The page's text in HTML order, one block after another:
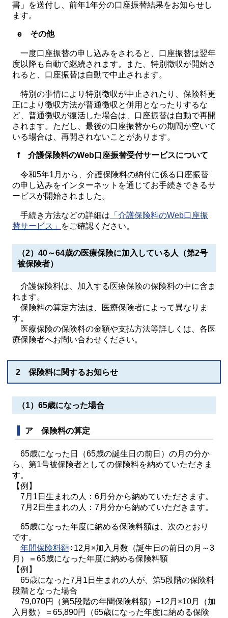
書」を送付し、前年1年分の口座振替結果をお知らせし
ます。
e その他
一度口座振替の申し込みをされると、口座振替は翌年
度以降も自動で継続されます。また、特別徴収が開始さ
れると、口座振替は自動で中止されます。
特別の事情により特別徴収が中止されたり、保険料更
正により徴収方法が普通徴収と併用となったりするな
ど、普通徴収が復活した場合は、口座振替は自動で再開
されます。ただし、最後の口座振替からの期間が空いて
いる場合は、再開されないことがあります。
f 介護保険料のWeb口座振替受付サービスについて
令和5年1月から、介護保険料の納付に係る口座振替
の申し込みをインターネットを通じてお手続きできるサ
ービスが開始されました。
手続き方法などの詳細は 「介護保険料のWeb口座振
替サービス」
をご確認ください。
（2）40～64歳の医療保険に加入している人（第2号
被保険者）
介護保険料は、加入する医療保険の保険料の中に含ま
れます。
保険料の算定方法は、医療保険者によって異なりま
す。
医療保険の保険料の金額や支払方法等詳しくは、各医
療保険者へお問い合わせください。
2 保険料に関するお知らせ
（1）65歳になった場合
ア 保険料の算定
65歳になった日（65歳の誕生日の前日）の月の分か
ら、第1号被保険者としての保険料を納めていただきま
す。
【例】
7月1日生まれの人：6月分から納めていただきます。
7月2日生まれの人：7月分から納めていただきます。
65歳になった年度に納める保険料額は、次のとおり
です。
年間保険料額÷12月×加入月数（誕生日の前日の月～3
月）＝65歳になった年度に納める保険料額
【例】
65歳になった7月1日生まれの人が、第5段階の保険料
段階となった場合
79,070円（第5段階の年間保険料額）÷12月×10月（加
入月数）＝65,890円（65歳になった年度に納める保険